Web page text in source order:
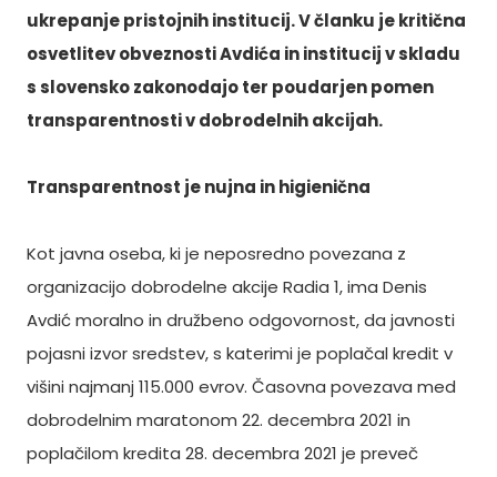
ukrepanje pristojnih institucij. V članku je kritična
osvetlitev obveznosti Avdića in institucij v skladu
s slovensko zakonodajo ter poudarjen pomen
transparentnosti v dobrodelnih akcijah.
Transparentnost je nujna in higienična
Kot javna oseba, ki je neposredno povezana z
organizacijo dobrodelne akcije Radia 1, ima Denis
Avdić moralno in družbeno odgovornost, da javnosti
pojasni izvor sredstev, s katerimi je poplačal kredit v
višini najmanj 115.000 evrov. Časovna povezava med
dobrodelnim maratonom 22. decembra 2021 in
poplačilom kredita 28. decembra 2021 je preveč